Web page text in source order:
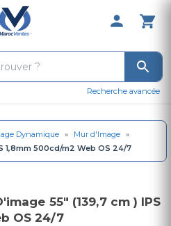
0 Produit
Recherche avancée
Dynamique » Mur d'Image »
1,8mm 500cd/m2 Web OS 24/7
55" (139,7 cm ) IPS
OS 24/7